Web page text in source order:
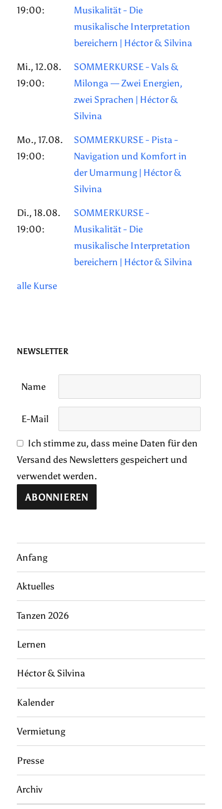
19:00:
Musikalität - Die
musikalische Interpretation
bereichern | Héctor & Silvina
Mi., 12.08.
19:00:
SOMMERKURSE - Vals &
Milonga — Zwei Energien,
zwei Sprachen | Héctor &
Silvina
Mo., 17.08.
19:00:
SOMMERKURSE - Pista -
Navigation und Komfort in
der Umarmung | Héctor &
Silvina
Di., 18.08.
19:00:
SOMMERKURSE -
Musikalität - Die
musikalische Interpretation
bereichern | Héctor & Silvina
alle Kurse
NEWSLETTER
Name
E-Mail
Ich stimme zu, dass meine Daten für den
Versand des Newsletters gespeichert und
verwendet werden.
Anfang
Aktuelles
Tanzen 2026
Lernen
Héctor & Silvina
Kalender
Vermietung
Presse
Archiv